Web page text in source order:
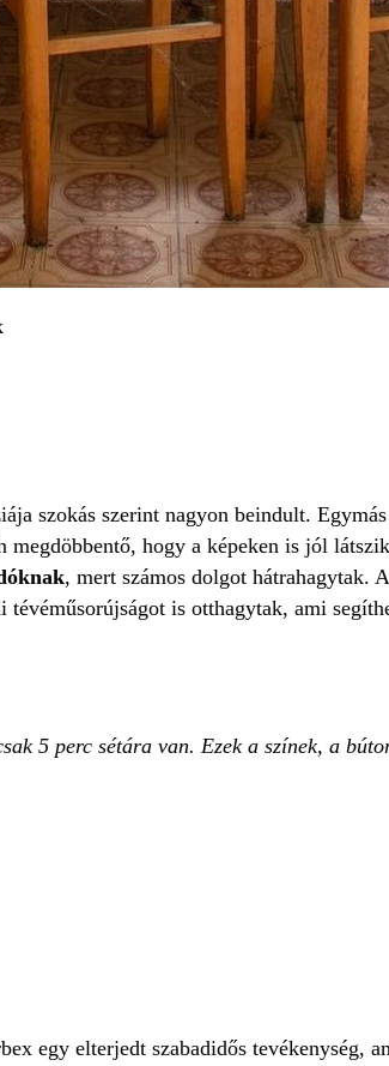
szokás szerint nagyon beindult.
hogy a képeken is jól
, mert számos dolgot hátrahagytak.
is otthagytak, ami
5 perc sétára van. Ezek a színek, a
egy elterjedt szabadidős tevékenység,